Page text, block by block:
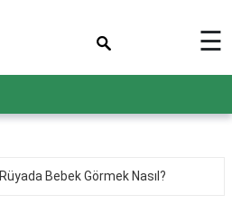
☰
Rüyada Bebek Görmek Nasıl?